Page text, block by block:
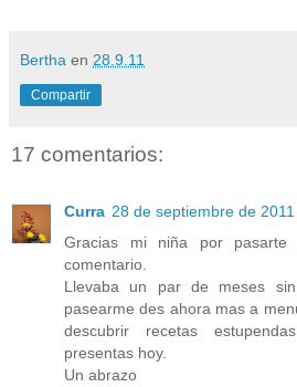
Bertha en 28.9.11
Compartir
17 comentarios:
Curra 28 de septiembre de
Gracias mi niña por
comentario.
Llevaba un par de meses
pasearme des ahora mas a
descubrir recetas
presentas hoy.
Un abrazo